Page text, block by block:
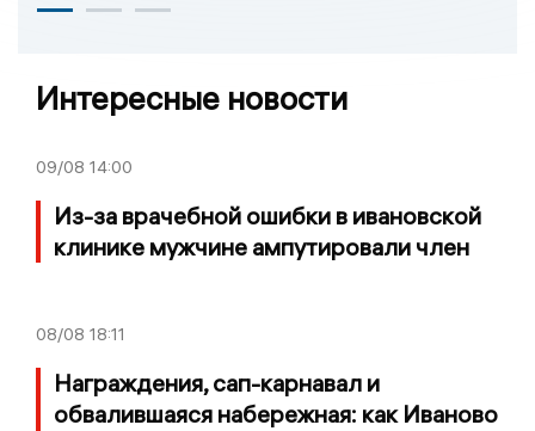
Интересные новости
09/08 14:00
Из-за врачебной ошибки в ивановской
клинике мужчине ампутировали член
08/08 18:11
Награждения, сап-карнавал и
обвалившаяся набережная: как Иваново